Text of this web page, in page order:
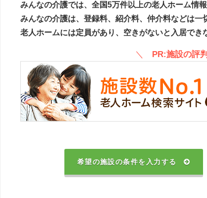
みんなの介護では、全国5万件以上の老人ホーム情
みんなの介護は、登録料、紹介料、仲介料などは一
老人ホームには定員があり、空きがないと入居でき
＼ PR:施設の評
希望の施設の条件を入力する